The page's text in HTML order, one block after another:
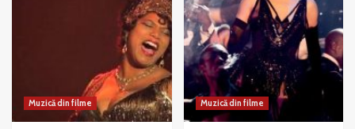
the
Gun
Muzică din filme Muzică din filme